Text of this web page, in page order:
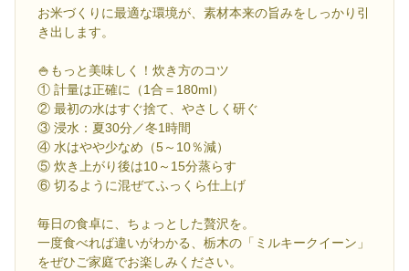
お米づくりに最適な環境が、素材本来の旨みをしっかり引
き出します。
🍚もっと美味しく！炊き方のコツ
① 計量は正確に（1合＝180ml）
② 最初の水はすぐ捨て、やさしく研ぐ
③ 浸水：夏30分／冬1時間
④ 水はやや少なめ（5～10％減）
⑤ 炊き上がり後は10～15分蒸らす
⑥ 切るように混ぜてふっくら仕上げ
毎日の食卓に、ちょっとした贅沢を。
一度食べれば違いがわかる、栃木の「ミルキークイーン」
をぜひご家庭でお楽しみください。